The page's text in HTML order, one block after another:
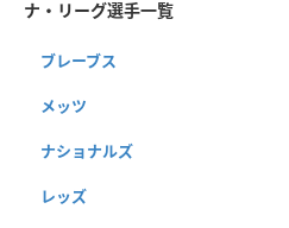
ナ・リーグ選手一覧
ブレーブス
メッツ
ナショナルズ
レッズ